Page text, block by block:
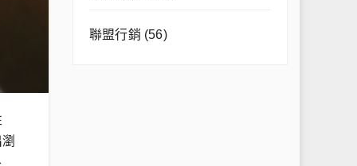
聯盟行銷 (56)